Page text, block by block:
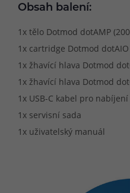
Obsah balení:
1x tělo Dotmod dotAMP
1x cartridge Dotmod dotAIO
1x žhavící hlava Dotmod
1x žhavící hlava Dotmod
1x USB-C kabel pro nabíjení
1x servisní sada
1x uživatelský manuál